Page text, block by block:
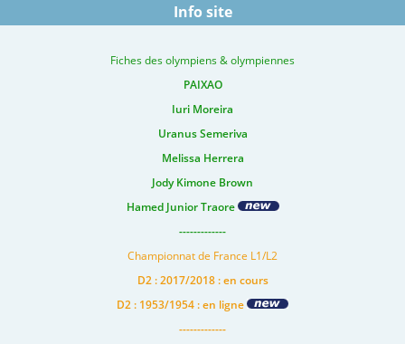
Info site
Fiches des olympiens & olympiennes
PAIXAO
Iuri Moreira
Uranus Semeriva
Melissa Herrera
Jody Kimone Brown
Hamed Junior Traore
-------------
Championnat de France L1/L2
D2 : 2017/2018 : en cours
D2 : 1953/1954 : en ligne
-------------